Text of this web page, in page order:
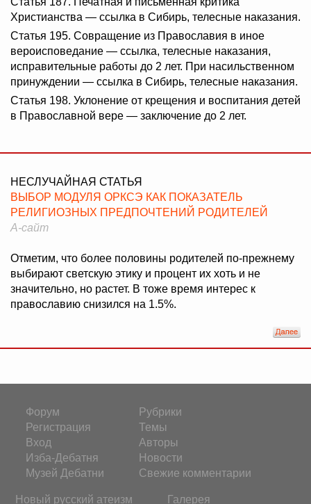
Христианства — ссылка в Сибирь, телесные наказания.
Статья 195. Совращение из Православия в иное
вероисповедание — ссылка, телесные наказания,
исправительные работы до 2 лет. При насильственном
принуждении — ссылка в Сибирь, телесные наказания.
Статья 198. Уклонение от крещения и воспитания детей
в Православной вере — заключение до 2 лет.
НЕСЛУЧАЙНАЯ СТАТЬЯ
ВЫБОР МОДУЛЯ ОРКСЭ КАК ПОКАЗАТЕЛЬ
РЕЛИГИОЗНЫХ ПРЕДПОЧТЕНИЙ РОДИТЕЛЕЙ
А-сайт
Отметим, что более половины родителей по-прежнему
выбирают светскую этику и процент их хоть и не
значительно, но растет. В тоже время интерес к
православию снизился на 1.5%.
Форум
Регистрация
Вход
Изба-Дебатня
Музей Дебатни
Рубрики
Темы
Авторы
Новости
Свежие комментарии
Новый русский атеизм Галерея